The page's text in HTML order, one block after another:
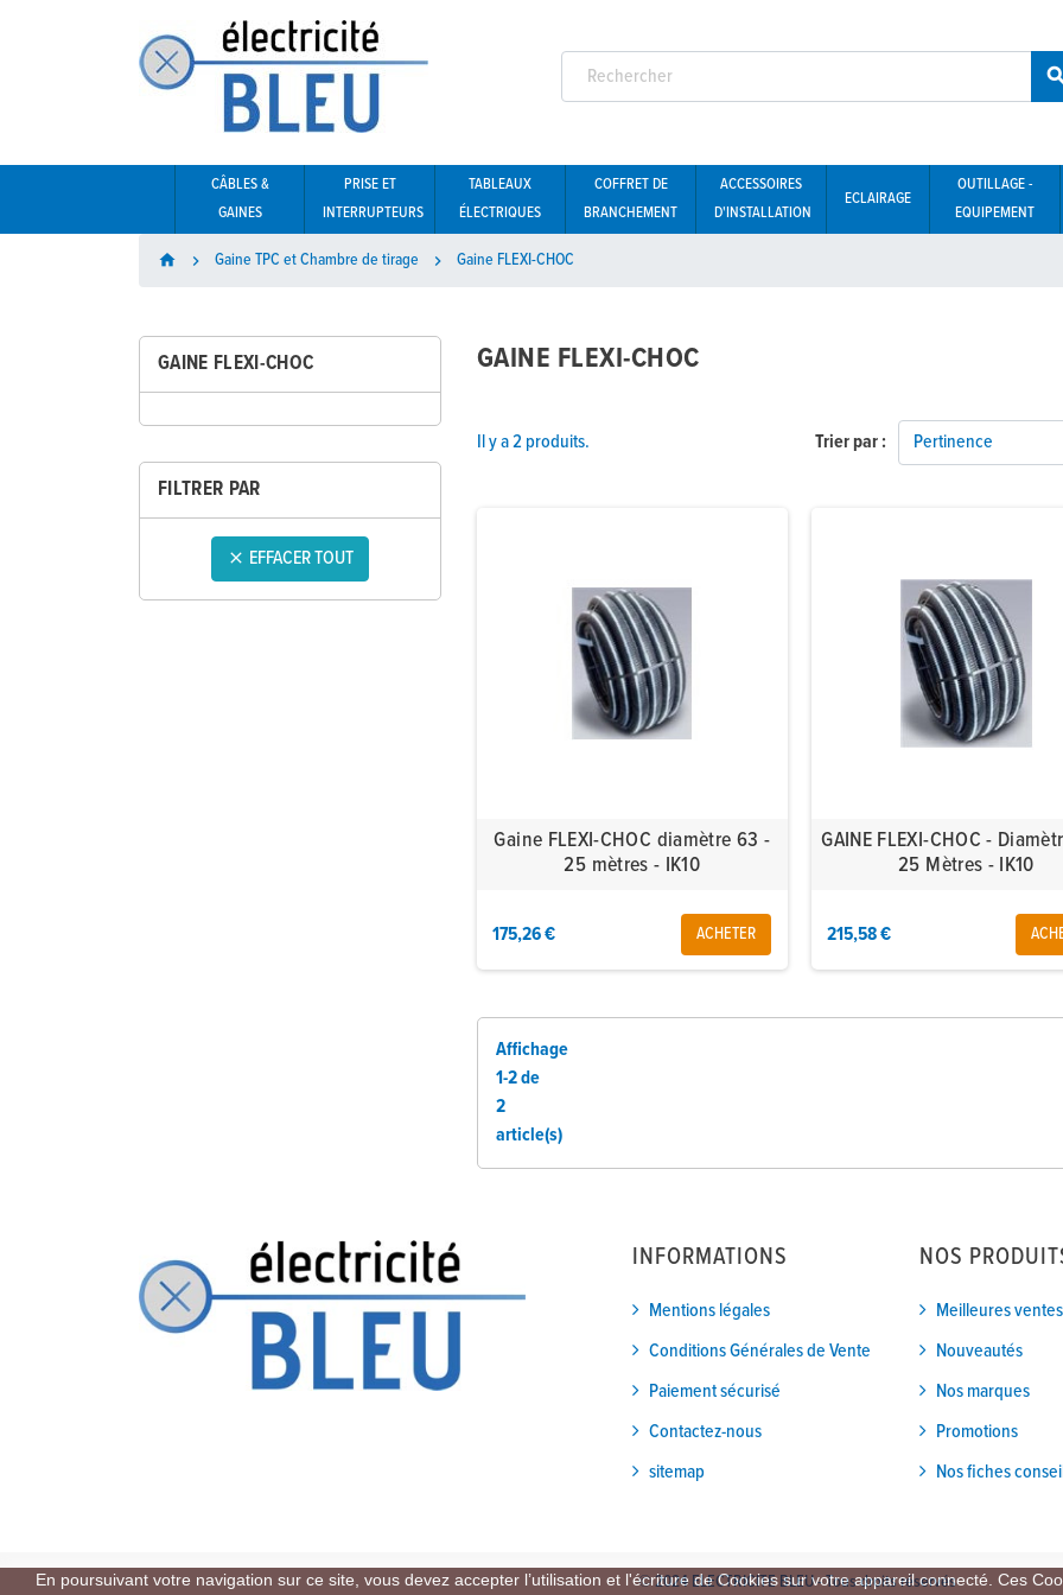
CÂBLES &
GAINES
PRISE ET
INTERRUPTEURS
TABLEAUX
ÉLECTRIQUES
COFFRET DE
BRANCHEMENT
ACCESSOIRES
D'INSTALLATION
ECLAIRAGE
OUTILLAGE -
EQUIPEMENT
home  Gaine TPC et Chambre de tirage  Gaine FLEXI-CHOC
GAINE FLEXI-CHOC
FILTRER PAR
 EFFACER TOUT
GAINE FLEXI-CHOC
Il y a 2 produits. Trier par : Pertinence
Gaine FLEXI-CHOC diamètre 63 -
25 mètres - IK10
175,26 € ACHETER
GAINE FLEXI-CHOC -
25 Mètres - IK10
215,58 €
Affichage
1-2 de
2
article(s)
INFORMATIONS
Mentions légales
Conditions Générales de Vente
Paiement sécurisé
Contactez-nous
sitemap
NOS
Meilleures ventes
Nouveautés
Nos marques
Promotions
Nos fiches
En poursuivant votre navigation sur ce site, vous devez accepter l’utilisation et l'écriture de Cookies sur votre appareil connecté. Ces
© 2024 ELECTRICITE BLEU - Tous droits réservés